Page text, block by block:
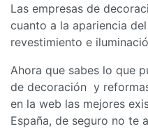
Las empresas de
cuanto a la apariencia
revestimiento e
Ahora que sabes lo que
de decoración y
en la web las mejores
España, de seguro no te